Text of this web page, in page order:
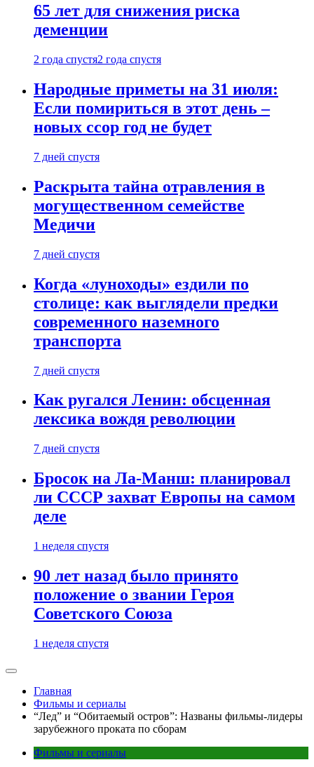
65 лет для снижения риска
деменции
2 года спустя2 года спустя
Народные приметы на 31 июля:
Если помириться в этот день –
новых ссор год не будет
7 дней спустя
Раскрыта тайна отравления в
могущественном семействе
Медичи
7 дней спустя
Когда «луноходы» ездили по
столице: как выглядели предки
современного наземного
транспорта
7 дней спустя
Как ругался Ленин: обсценная
лексика вождя революции
7 дней спустя
Бросок на Ла-Манш: планировал
ли СССР захват Европы на самом
деле
1 неделя спустя
90 лет назад было принято
положение о звании Героя
Советского Союза
1 неделя спустя
Главная
Фильмы и сериалы
“Лед” и “Обитаемый остров”: Названы фильмы-лидеры
зарубежного проката по сборам
Фильмы и сериалы